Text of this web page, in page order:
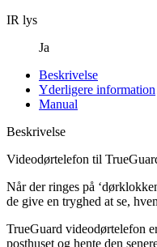
IR lys
Ja
Beskrivelse
Yderligere information
Manual
Beskrivelse
Videodørtelefon til
Når der ringes på
de give en tryghed at se,
TrueGuard videodørtelefon
posthuset og hente den